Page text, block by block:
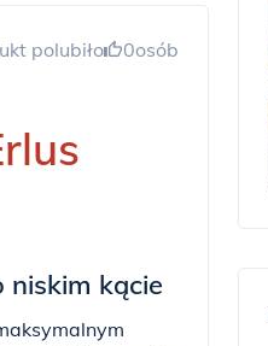
polubiło 0osób
niskim kącie